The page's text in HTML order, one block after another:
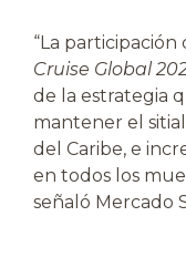
“La
Cruise Global
de la estrategia
mantener el
del Caribe, e
en todos los
señaló Mercado